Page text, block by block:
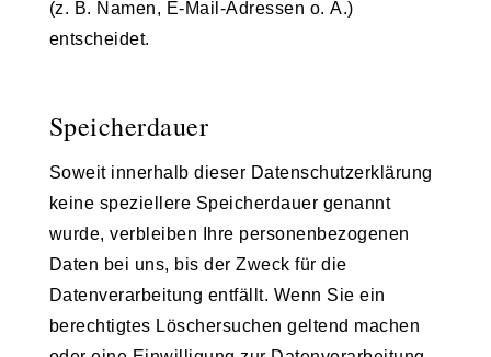
(z. B. Namen, E-Mail-Adressen o. Ä.)
entscheidet.
Speicherdauer
Soweit innerhalb dieser Datenschutzerklärung
keine speziellere Speicherdauer genannt
wurde, verbleiben Ihre personenbezogenen
Daten bei uns, bis der Zweck für die
Datenverarbeitung entfällt. Wenn Sie ein
berechtigtes Löschersuchen geltend machen